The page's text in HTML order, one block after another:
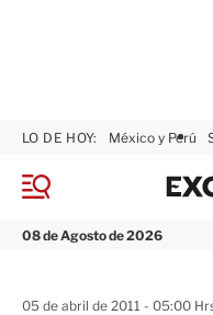
M
n
08 de Agosto de 2026
LO DE HOY: México y Perú
05 de abril de 2011 - 05:00